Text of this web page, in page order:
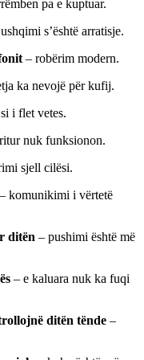
pa e kuptuar.
s’është arratisje.
– robërim modern.
ka nevojë për kufij.
i flet vetes.
nuk funksionon.
sjell cilësi.
– komunikimi i vërtetë
ditën – pushimi është më
– e kaluara nuk ka fuqi
ditën tënde –